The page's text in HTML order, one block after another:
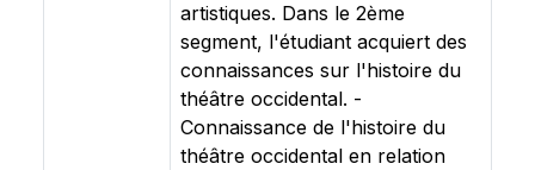
artistiques. Dans le 2ème
segment, l'étudiant acquiert des
connaissances sur l'histoire du
théâtre occidental. -
Connaissance de l'histoire du
théâtre occidental en relation